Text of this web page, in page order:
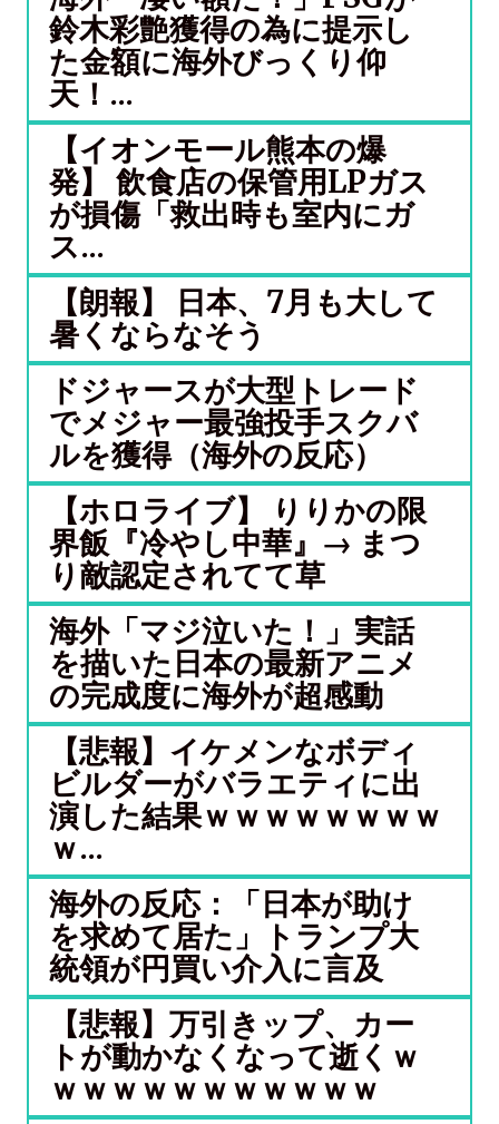
鈴木彩艶獲得の為に提示し
た金額に海外びっくり仰
天！...
【イオンモール熊本の爆
発】 飲食店の保管用LPガス
が損傷「救出時も室内にガ
ス...
【朗報】 日本、7月も大して
暑くならなそう
ドジャースが大型トレード
でメジャー最強投手スクバ
ルを獲得（海外の反応）
【ホロライブ】 りりかの限
界飯『冷やし中華』→ まつ
り敵認定されてて草
海外「マジ泣いた！」実話
を描いた日本の最新アニメ
の完成度に海外が超感動
【悲報】イケメンなボディ
ビルダーがバラエティに出
演した結果ｗｗｗｗｗｗｗｗ
ｗ...
海外の反応：「日本が助け
を求めて居た」トランプ大
統領が円買い介入に言及
【悲報】万引きップ、カー
トが動かなくなって逝くｗ
ｗｗｗｗｗｗｗｗｗｗｗ